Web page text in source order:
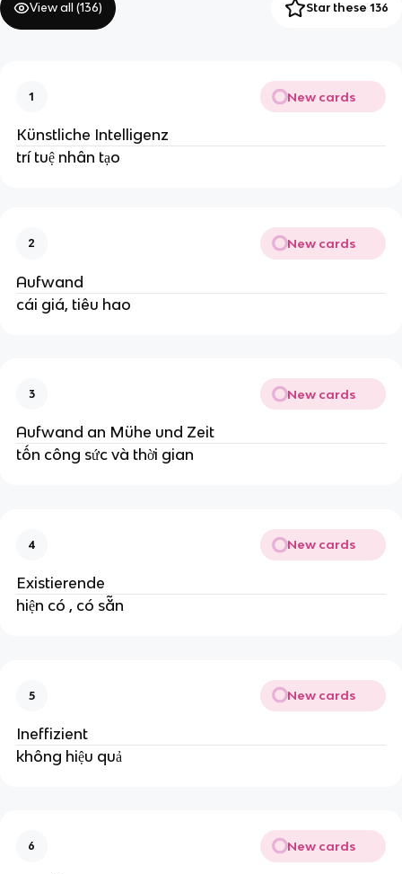
View all (136) Star these 136
1 New cards
Künstliche Intelligenz
trí tuệ nhân tạo
2 New cards
Aufwand
cái giá, tiêu hao
3 New cards
Aufwand an Mühe und Zeit
tốn công sức và thời gian
4 New cards
Existierende
hiện có , có sẵn
5 New cards
Ineffizient
không hiệu quả
6 New cards